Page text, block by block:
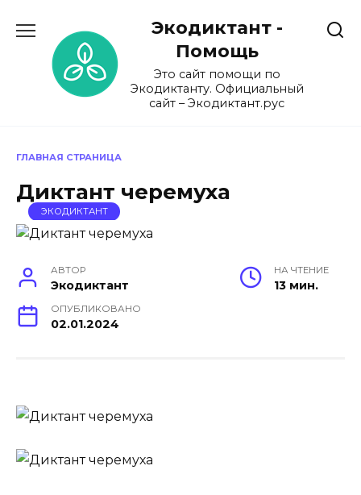
содержанию
Экодиктант -
Помощь
Это сайт помощи по
Экодиктанту. Официальный
сайт – Экодиктант.рус
ГЛАВНАЯ СТРАНИЦА
Диктант черемуха
ЭКОДИКТАНТ
АВТОР
Экодиктант
НА ЧТЕНИЕ
13 мин.
ОПУБЛИКОВАНО
02.01.2024